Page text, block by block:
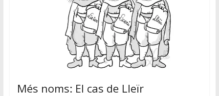
Més noms: El cas de Lleïr